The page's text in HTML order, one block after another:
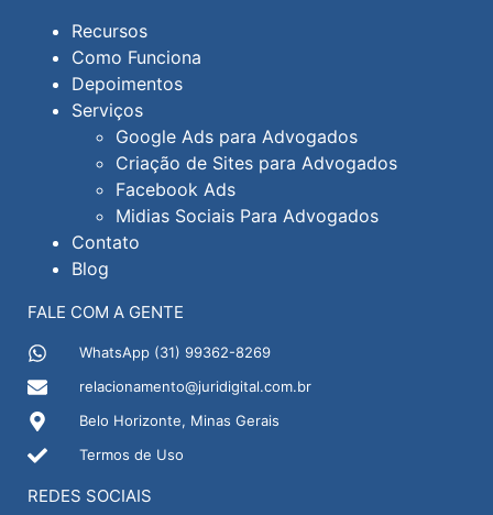
Recursos
Como Funciona
Depoimentos
Serviços
Google Ads para Advogados
Criação de Sites para Advogados
Facebook Ads
Midias Sociais Para Advogados
Contato
Blog
FALE COM A GENTE
WhatsApp (31) 99362-8269
relacionamento@juridigital.com.br
Belo Horizonte, Minas Gerais
Termos de Uso
REDES SOCIAIS